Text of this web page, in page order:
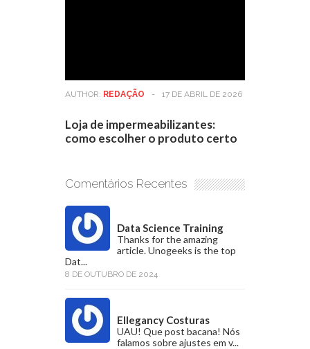
AUTHOR: REDAÇÃO - 17 DE ABRIL DE 2026
Loja de impermeabilizantes:
como escolher o produto certo
Comentários Recentes
Data Science Training
Thanks for the amazing
article. Unogeeks is the top
Dat...
8 DE OUTUBRO DE 2024
Ellegancy Costuras
UAU! Que post bacana! Nós
falamos sobre ajustes em v...